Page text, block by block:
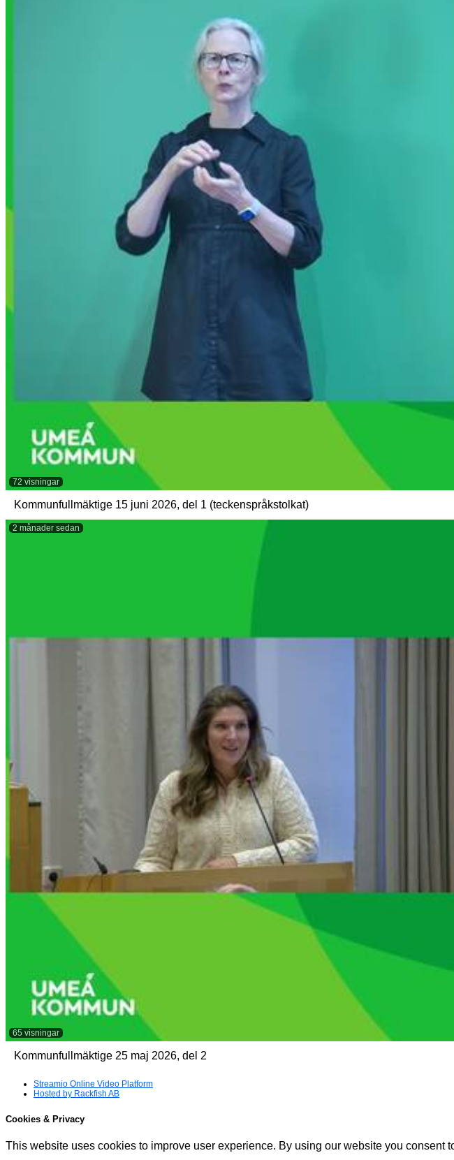
72 visningar
Kommunfullmäktige 15 juni 2026, del 1 (teckenspråkstolkat)
65 visningar
2 månader sedan
Kommunfullmäktige 25 maj 2026, del 2
Streamio Online Video Platform
Hosted by Rackfish AB
Cookies & Privacy
This website uses cookies to improve user experience. By using our website you consent